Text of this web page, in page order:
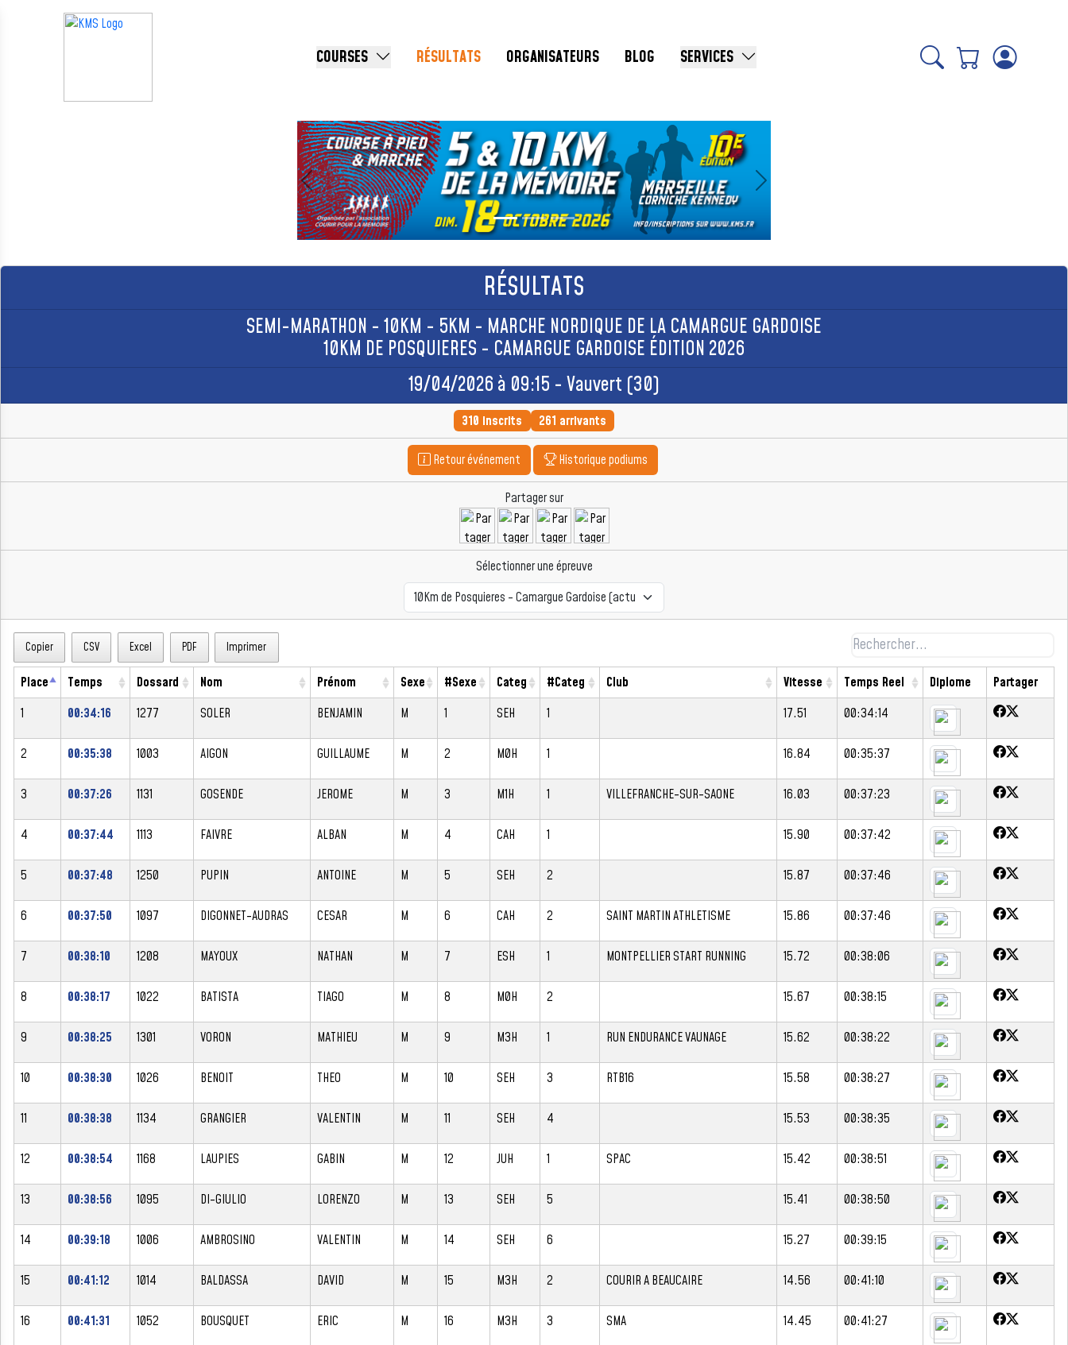
COURSES RÉSULTATS ORGANISATEURS BLOG SERVICES
Précédent Suivant
RÉSULTATS
SEMI-MARATHON - 10KM - 5KM - MARCHE NORDIQUE DE LA CAMARGUE GARDOISE
10KM DE POSQUIERES - CAMARGUE GARDOISE ÉDITION 2026
19/04/2026 à 09:15 - Vauvert (30)
310 inscrits 261 arrivants
Retour événement Historique podiums
Partager sur
Sélectionner une épreuve
Copier CSV Excel PDF Imprimer
Place Temps Dossard Nom Prénom Sexe #Sexe Categ #Categ Club Vitesse Temps Reel Diplome
Partager
1
00:34:16 1277 SOLER BENJAMIN M 1 SEH 1 17.51 00:34:14
2 00:35:38 1003 AIGON GUILLAUME M 2 M0H 1 16.84 00:35:37
3 00:37:26 1131 GOSENDE JEROME M 3 M1H 1 VILLEFRANCHE-SUR-SAONE 16.03 00:37:23
4 00:37:44 1113 FAIVRE ALBAN M 4 CAH 1 15.90 00:37:42
5 00:37:48 1250 PUPIN ANTOINE M 5 SEH 2 15.87 00:37:46
6 00:37:50 1097 DIGONNET-AUDRAS CESAR M 6 CAH 2 SAINT MARTIN ATHLETISME 15.86 00:37:46
7 00:38:10 1208 MAYOUX NATHAN M 7 ESH 1 MONTPELLIER START RUNNING 15.72 00:38:06
8 00:38:17 1022 BATISTA TIAGO M 8 M0H 2 15.67 00:38:15
9 00:38:25 1301 VORON MATHIEU M 9 M3H 1 RUN ENDURANCE VAUNAGE 15.62 00:38:22
10 00:38:30 1026 BENOIT THEO M 10 SEH 3 RTB16 15.58 00:38:27
11 00:38:38 1134 GRANGIER VALENTIN M 11 SEH 4 15.53 00:38:35
12 00:38:54 1168 LAUPIES GABIN M 12 JUH 1 SPAC 15.42 00:38:51
13 00:38:56 1095 DI-GIULIO LORENZO M 13 SEH 5 15.41 00:38:50
14 00:39:18 1006 AMBROSINO VALENTIN M 14 SEH 6 15.27 00:39:15
15 00:41:12 1014 BALDASSA DAVID M 15 M3H 2 COURIR A BEAUCAIRE 14.56 00:41:10
16 00:41:31 1052 BOUSQUET ERIC M 16 M3H 3 SMA 14.45 00:41:27
Panneau de gestion des cookies